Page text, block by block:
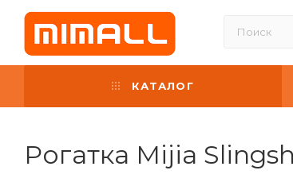
КАТАЛОГ
Рогатка Mijia